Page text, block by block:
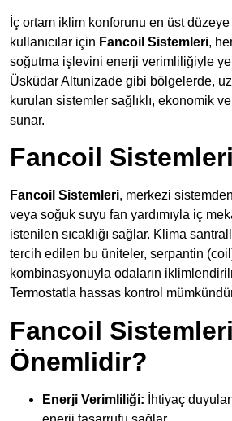
İç ortam iklim konforunu en üst
kullanıcılar için Fancoil Sistemleri,
soğutma işlevini enerji verimliliğiyle
Üsküdar Altunizade gibi bölgelerde,
kurulan sistemler sağlıklı, ekonomik
sunar.
Fancoil
Fancoil Sistemleri, merkezi
veya soğuk suyu fan yardımıyla iç
istenilen sıcaklığı sağlar. Klima
tercih edilen bu üniteler, serpantin
kombinasyonuyla odaların
Termostatla hassas kontrol
Fancoil
Önemlidir?
Enerji Verimliliği: İhtiyaç